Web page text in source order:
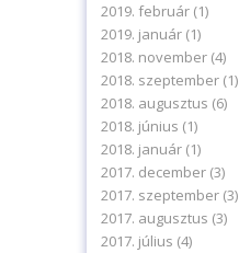
2019. február(1)
2019. január(1)
2018. november(4)
2018. szeptember(1)
2018. augusztus (6)
2018. június (1)
2018. január(1)
2017. december(3)
2017. szeptember(3)
2017. augusztus (3)
2017. július (4)